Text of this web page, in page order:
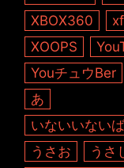
XBOX360
XOOPS
YouチュウBer
あ
いないいない
うさお
うさ